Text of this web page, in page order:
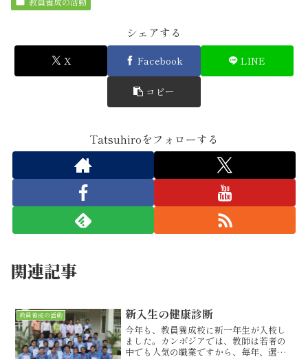
シェアする
X Facebook LINE
コピー
Tatsuhiroをフォローする
関連記事
教員養成の活動 新入生の健康診断
今年も、教員養成校に新一年生が入校し
ました。カンボジアでは、教師は若者の
中でも人気の職業ですから、毎年、選抜